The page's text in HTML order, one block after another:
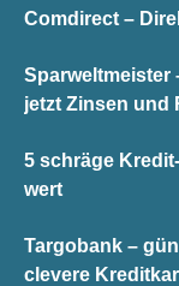
Comdirect –
Sparweltmeister
jetzt Zinsen und
5 schräge
wert
Targobank –
clevere